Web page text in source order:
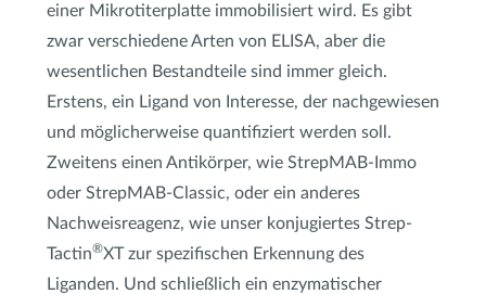
einer Mikrotiterplatte immobilisiert wird. Es gibt
zwar verschiedene Arten von ELISA, aber die
wesentlichen Bestandteile sind immer gleich.
Erstens, ein Ligand von Interesse, der nachgewiesen
und möglicherweise quantifiziert werden soll.
Zweitens einen Antikörper, wie StrepMAB-Immo
oder StrepMAB-Classic, oder ein anderes
Nachweisreagenz, wie unser konjugiertes Strep-
Tactin®XT zur spezifischen Erkennung des
Liganden. Und schließlich ein enzymatischer